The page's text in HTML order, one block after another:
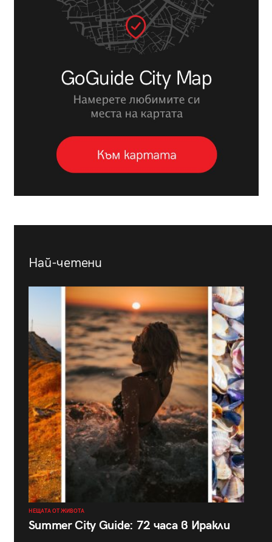
Най-четени
НЕЩАТА ОТ ЖИВОТА
Summer City Guide: 72 часа в Иракли